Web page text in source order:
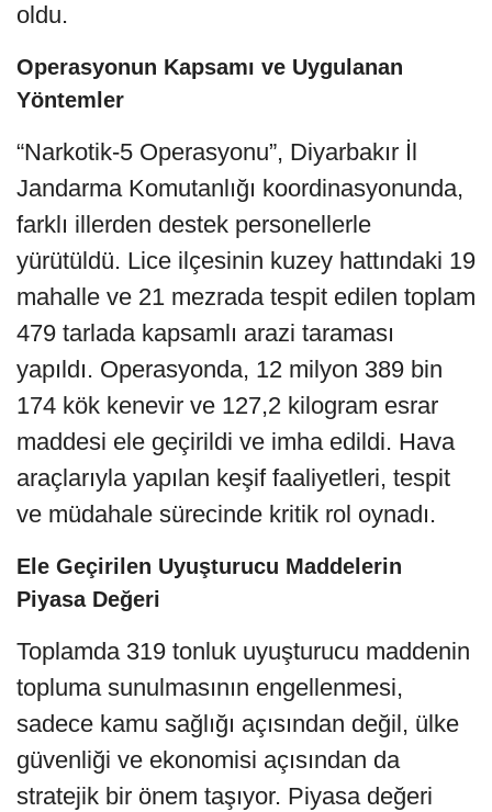
oldu.
Operasyonun Kapsamı ve Uygulanan
Yöntemler
“Narkotik-5 Operasyonu”, Diyarbakır İl
Jandarma Komutanlığı koordinasyonunda,
farklı illerden destek personellerle
yürütüldü. Lice ilçesinin kuzey hattındaki 19
mahalle ve 21 mezrada tespit edilen toplam
479 tarlada kapsamlı arazi taraması
yapıldı. Operasyonda, 12 milyon 389 bin
174 kök kenevir ve 127,2 kilogram esrar
maddesi ele geçirildi ve imha edildi. Hava
araçlarıyla yapılan keşif faaliyetleri, tespit
ve müdahale sürecinde kritik rol oynadı.
Ele Geçirilen Uyuşturucu Maddelerin
Piyasa Değeri
Toplamda 319 tonluk uyuşturucu maddenin
topluma sunulmasının engellenmesi,
sadece kamu sağlığı açısından değil, ülke
güvenliği ve ekonomisi açısından da
stratejik bir önem taşıyor. Piyasa değeri